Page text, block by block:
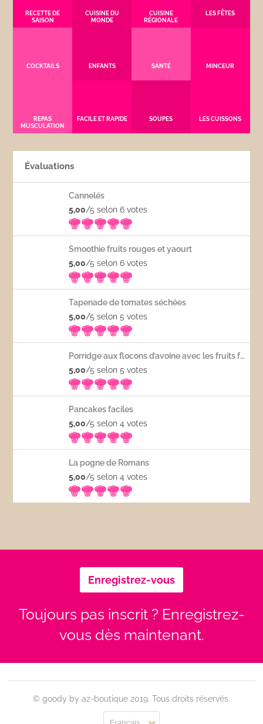
RECETTE DE
SAISON
CUISINE DU
MONDE
CUISINE
RÉGIONALE
LES FÊTES
COCKTAILS ENFANTS SANTÉ MINCEUR
REPAS
MUSCULATION
FACILE ET RAPIDE SOUPES LES CUISSONS
Évaluations
Cannelés
5,00/5 selon 6votes
Smoothie fruits rouges et yaourt
5,00/5 selon 6votes
Tapenade de tomates séchées
5,00/5 selon 5votes
Porridge aux flocons d’avoine avec les fruits frais
5,00/5 selon 5votes
Pancakes faciles
5,00/5 selon 4votes
La pogne de Romans
5,00/5 selon 4votes
Enregistrez-vous
Toujours pas inscrit ? Enregistrez-
vous dès maintenant.
© goody by az-boutique 2019. Tous droits réservés.
Français